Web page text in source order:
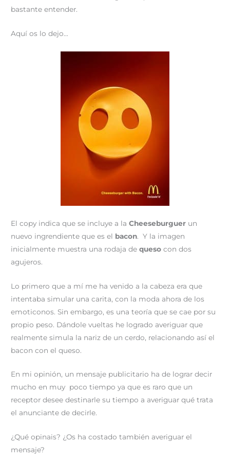
bastante entender.
Aquí os lo dejo…
El copy indica que se incluye a laCheeseburguer un
nuevo ingrendiente que es el bacon. Y la imagen
inicialmente muestra una rodaja dequeso con dos
agujeros.
Lo primero que a mí me ha venido a la cabeza era que
intentaba simular una carita, con la moda ahora de los
emoticonos. Sin embargo, es una teoría que se cae por su
propio peso. Dándole vueltas he logrado averiguar que
realmente simula la nariz de un cerdo, relacionando así el
bacon con el queso.
En mi opinión, un mensaje publicitario ha de lograr decir
mucho en muy poco tiempo ya que es raro que un
receptor desee destinarle su tiempo a averiguar qué trata
el anunciante de decirle.
¿Qué opinais? ¿Os ha costado también averiguar el
mensaje?